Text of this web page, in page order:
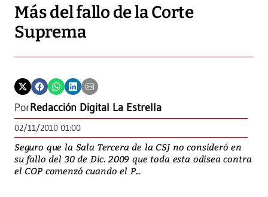
Más del fallo de la Corte
Suprema
PorRedacción Digital La Estrella
02/11/2010 01:00
Seguro que la Sala Tercera de la CSJ no consideró en
su fallo del 30 de Dic. 2009 que toda esta odisea contra
el COP comenzó cuando el P...